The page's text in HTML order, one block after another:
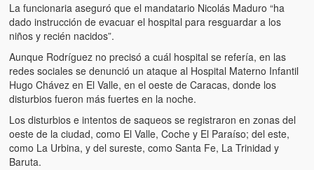
La funcionaria aseguró que el mandatario Nicolás Maduro “ha
dado instrucción de evacuar el hospital para resguardar a los
niños y recién nacidos”.
Aunque Rodríguez no precisó a cuál hospital se refería, en las
redes sociales se denunció un ataque al Hospital Materno Infantil
Hugo Chávez en El Valle, en el oeste de Caracas, donde los
disturbios fueron más fuertes en la noche.
Los disturbios e intentos de saqueos se registraron en zonas del
oeste de la ciudad, como El Valle, Coche y El Paraíso; del este,
como La Urbina, y del sureste, como Santa Fe, La Trinidad y
Baruta.